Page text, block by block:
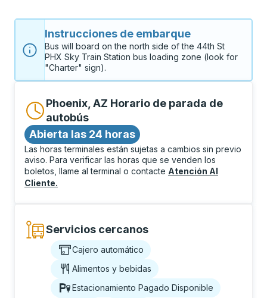
Instrucciones de embarque
Bus will board on the north side of the 44th St
PHX Sky Train Station bus loading zone (look for
"Charter" sign).
Phoenix, AZ Horario de parada de
autobús
Abierta las 24 horas
Las horas terminales están sujetas a cambios sin previo
aviso. Para verificar las horas que se venden los
boletos, llame al terminal o contacte Atención Al
Cliente.
Servicios cercanos
Cajero automático
Alimentos y bebidas
Estacionamiento Pagado Disponible